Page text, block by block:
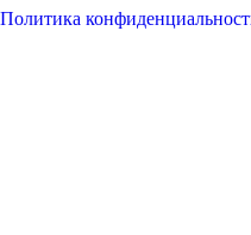
Политика